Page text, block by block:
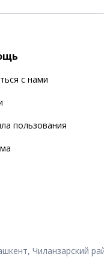
с нами
пользования
Чиланзарский